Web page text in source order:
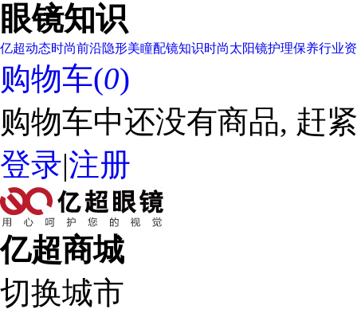
眼镜知识
亿超动态时尚前沿隐形美瞳配镜知识时尚太阳镜护理保养行业
购物车(0)
购物车中还没有商品, 赶
登录|注册
亿超商城
切换城市